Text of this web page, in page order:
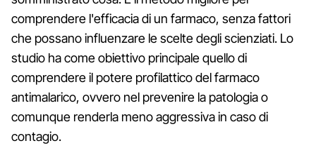
comprendere l'efficacia di un farmaco, senza fattori
che possano influenzare le scelte degli scienziati. Lo
studio ha come obiettivo principale quello di
comprendere il potere profilattico del farmaco
antimalarico, ovvero nel prevenire la patologia o
comunque renderla meno aggressiva in caso di
contagio.